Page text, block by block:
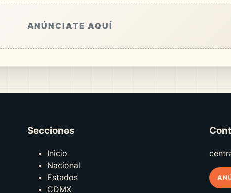
ANÚNCIATE AQUÍ
Secciones
Inicio
Nacional
Estados
CDMX